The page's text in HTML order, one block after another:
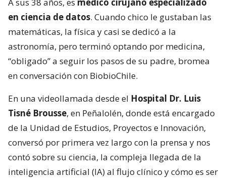
en ciencia de datos. Cuando chico le gustaban las
matemáticas, la física y casi se dedicó a la
astronomía, pero terminó optando por medicina,
“obligado” a seguir los pasos de su padre, bromea
en conversación con BiobioChile.
En una videollamada desde el Hospital Dr. Luis
Tisné Brousse, en Peñalolén, donde está encargado
de la Unidad de Estudios, Proyectos e Innovación,
conversó por primera vez largo con la prensa y nos
contó sobre su ciencia, la compleja llegada de la
inteligencia artificial (IA) al flujo clínico y cómo es ser